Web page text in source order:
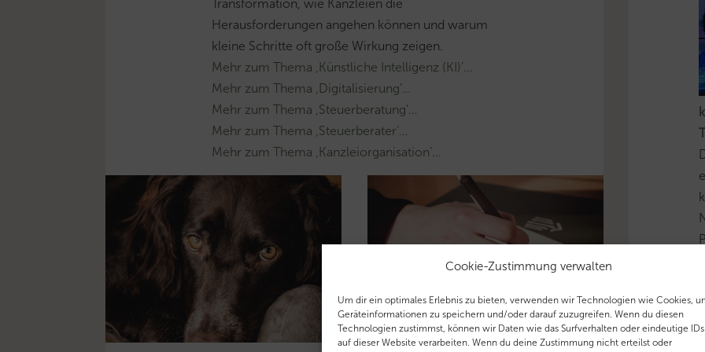
Cookie-Zustimmung verwalten
Um dir ein optimales Erlebnis zu bieten, verwenden wir Technologien wie Cookies,
Geräteinformationen zu speichern und/oder darauf zuzugreifen. Wenn du diesen
Technologien zustimmst, können wir Daten wie das Surfverhalten oder eindeutige IDs
auf dieser Website verarbeiten. Wenn du deine Zustimmung nicht erteilst oder
Transformation, wie Kanzleien die
Herausforderungen angehen können und warum
kleine Schritte oft große Wirkung zeigen.
Mehr zum Thema ‚Künstliche Intelligenz (KI)’…
Mehr zum Thema ‚Digitalisierung’…
Mehr zum Thema ‚Steuerberatung’…
Mehr zum Thema ‚Steuerberater’…
Mehr zum Thema ‚Kanzleiorganisation’…